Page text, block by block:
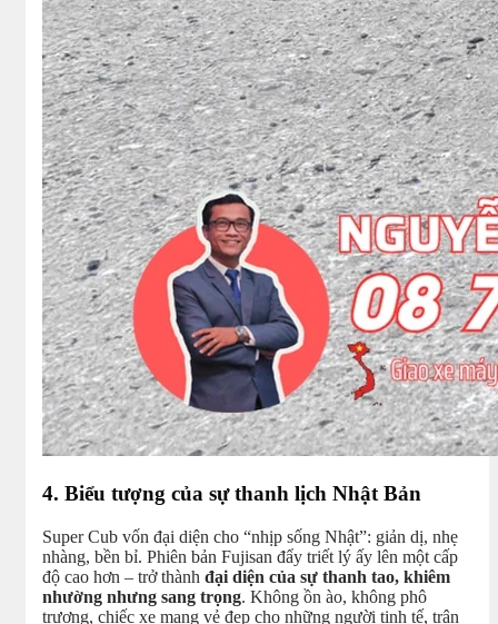
4. Biểu tượng của sự thanh lịch Nhật Bản
Super Cub vốn đại diện cho “nhịp sống Nhật”: giản dị, nhẹ
nhàng, bền bỉ. Phiên bản Fujisan đẩy triết lý ấy lên một cấp
độ cao hơn – trở thành đại diện của sự thanh tao, khiêm
nhường nhưng sang trọng. Không ồn ào, không phô
trương, chiếc xe mang vẻ đẹp cho những người tinh tế, trân